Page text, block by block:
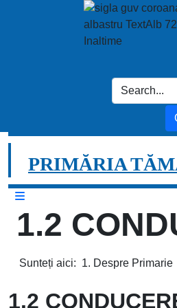
PRIMĂRIA
1.2
Sunteți aici: 1. Despre Primarie
1.2